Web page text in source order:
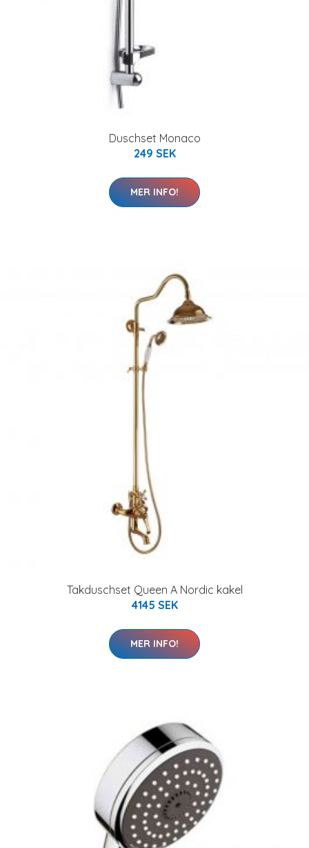
Duschset Monaco
249 SEK
MER INFO!
Takduschset Queen A Nordic kakel
4145 SEK
MER INFO!